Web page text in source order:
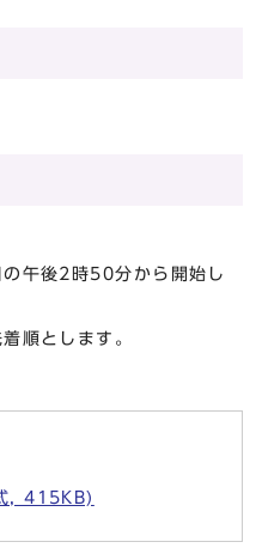
午後2時50分から開始し
順とします。
, 415KB)